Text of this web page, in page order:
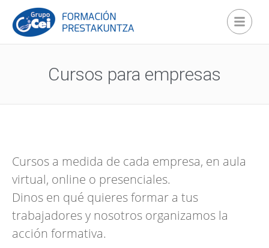
Cursos para empresas
Cursos a medida de cada empresa, en aula
virtual, online o presenciales.
Dinos en qué quieres formar a tus
trabajadores y nosotros organizamos la
acción formativa.